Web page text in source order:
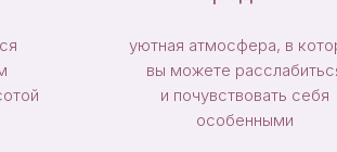
уютная атмосфера, в
вы можете
и почувствовать себя
особенными